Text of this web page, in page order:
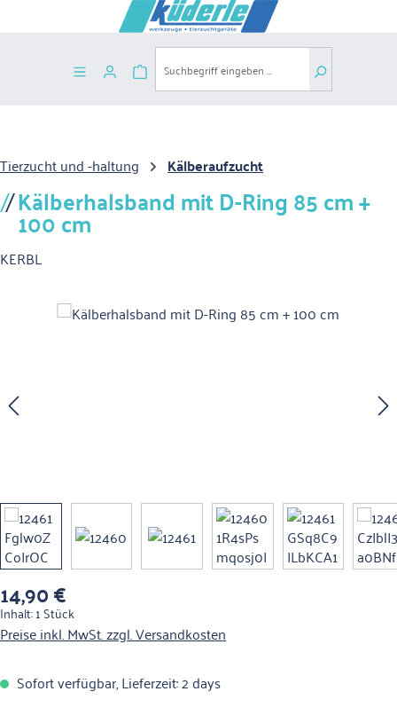
Zum Hauptinhalt springen
Warenkorb enthält 0 Positionen. Der
Tierzucht und -haltung Kälberaufzucht
Kälberhalsband mit D-Ring 85 cm +
100 cm
KERBL
Bildergalerie überspringen
Regulärer Preis:
14,90 €
Inhalt:1 Stück
Preise inkl. MwSt. zzgl. Versandkosten
Sofort verfügbar, Lieferzeit: 2 days